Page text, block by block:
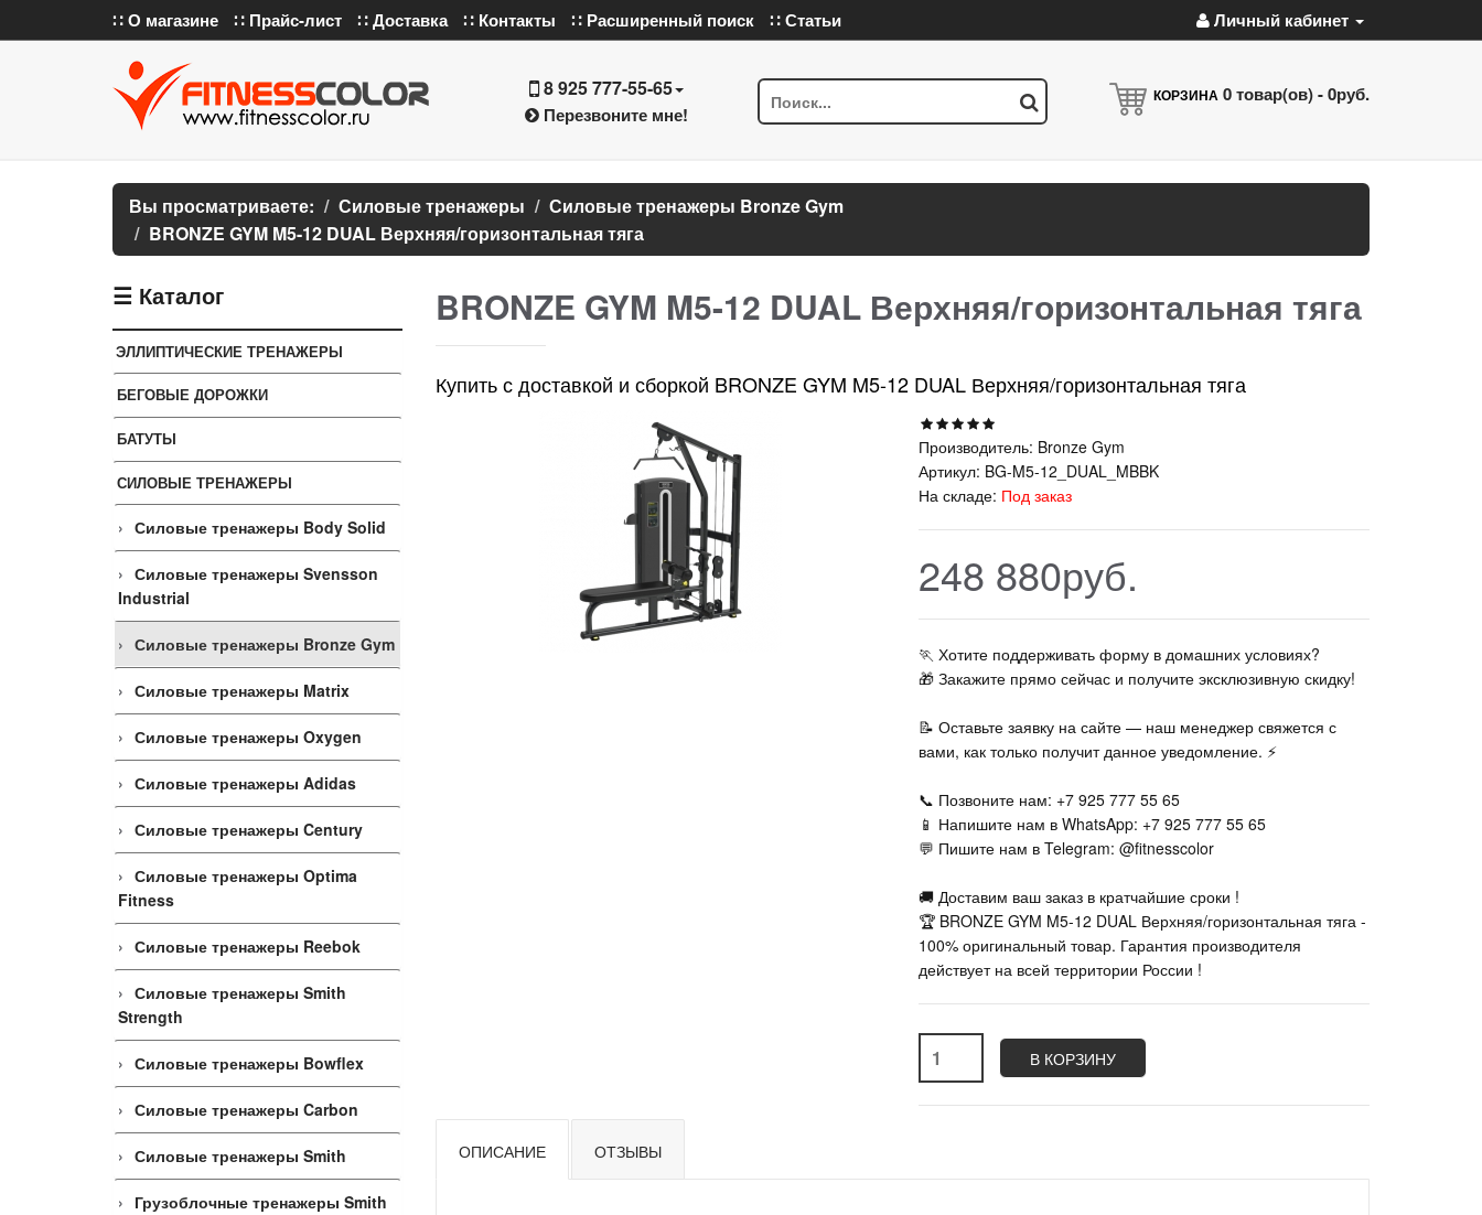
∷ О магазине ∷ Прайс-лист ∷ Доставка ∷ Контакты ∷ Расширенный поиск ∷ Статьи Личный кабинет
8 925 777-55-65
Перезвоните мне!
КОРЗИНА 0товар(ов) -0руб.
Вы просматриваете: Силовые тренажеры
Силовые тренажеры Bronze Gym
BRONZE GYM M5-12 DUAL Верхняя/горизонтальная тяга
☰ Каталог
ЭЛЛИПТИЧЕСКИЕ ТРЕНАЖЕРЫ
БЕГОВЫЕ ДОРОЖКИ
БАТУТЫ
СИЛОВЫЕ ТРЕНАЖЕРЫ
Силовые тренажеры Body Solid
Силовые тренажеры Svensson
Industrial
Силовые тренажеры Bronze Gym
Силовые тренажеры Matrix
Силовые тренажеры Oxygen
Силовые тренажеры Adidas
Силовые тренажеры Century
Силовые тренажеры Optima
Fitness
Силовые тренажеры Reebok
Силовые тренажеры Smith
Strength
Силовые тренажеры Bowflex
Силовые тренажеры Carbon
Силовые тренажеры Smith
Грузоблочные тренажеры Smith
BRONZE GYM M5-12 DUAL Верхняя/горизонтальная тяга
Купить с доставкой и сборкой BRONZE GYM M5-12 DUAL Верхняя/горизонтальная тяга
Производитель: Bronze Gym
Артикул: BG-M5-12_DUAL_MBBK
На складе: Под заказ
248 880руб.
🏃‍ Хотите поддерживать форму в домашних условиях?
🎁 Закажите прямо сейчас и получите эксклюзивную скидку!
📝 Оставьте заявку на сайте — наш менеджер свяжется с
вами, как только получит данное уведомление. ⚡
📞 Позвоните нам: +7 925 777 55 65
📱 Напишите нам в WhatsApp: +7 925 777 55 65
💬 Пишите нам в Telegram: @fitnesscolor
🚚 Доставим ваш заказ в кратчайшие сроки !
🏆 BRONZE GYM M5-12 DUAL Верхняя/горизонтальная тяга -
100% оригинальный товар. Гарантия производителя
действует на всей территории России !
В КОРЗИНУ
ОПИСАНИЕ ОТЗЫВЫ